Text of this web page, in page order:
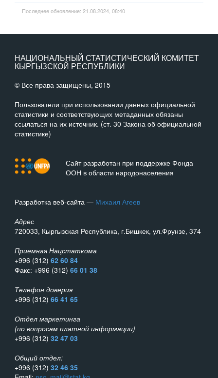
Последнее обновление: 21.08.2024, 08:40
НАЦИОНАЛЬНЫЙ СТАТИСТИЧЕСКИЙ КОМИТЕТ
КЫРГЫЗСКОЙ РЕСПУБЛИКИ
© Все права защищены, 2015
Пользователи при использовании данных официальной
статистики и соответствующих метаданных обязаны
ссылаться на их источник. (ст. 30 Закона об официальной
статистике)
Сайт разработан при поддержке Фонда
ООН в области народонаселения
Разработка веб-сайта — Михаил Агеев
Адрес
720033, Кыргызская Республика, г.Бишкек, ул.Фрунзе, 374
Приемная Нацстаткома
+996 (312) 62 60 84
Факс: +996 (312) 66 01 38
Телефон доверия
+996 (312) 66 41 65
Отдел маркетинга
(по вопросам платной информации)
+996 (312) 32 47 03
Общий отдел:
+996 (312) 32 46 35